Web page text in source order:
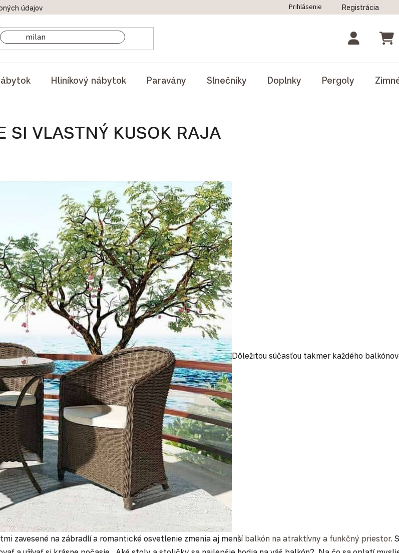
údajov Odstúpenie od zmluvy
Prihlásenie Registrácia
Hliníkový nábytok Paravány Slnečníky Doplnky Pergoly
SI VLASTNÝ KUSOK RAJA
Dôležitou súčasťou takmer každého
zavesené na zábradlí a romantické osvetlenie zmenia aj menší balkón na atraktívny a funkčný priestor.